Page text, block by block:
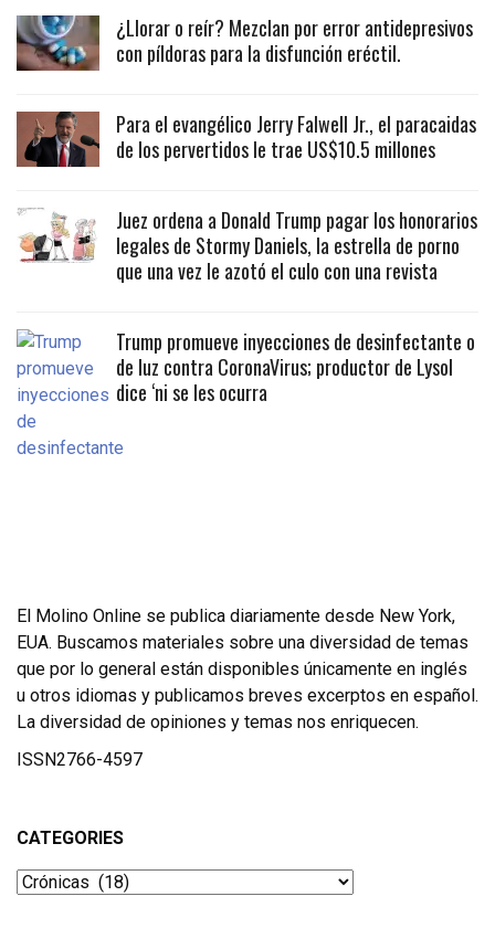
¿Llorar o reír? Mezclan por error antidepresivos
con píldoras para la disfunción eréctil.
Para el evangélico Jerry Falwell Jr., el paracaidas
de los pervertidos le trae US$10.5 millones
Juez ordena a Donald Trump pagar los honorarios
legales de Stormy Daniels, la estrella de porno
que una vez le azotó el culo con una revista
Trump promueve inyecciones de desinfectante o
de luz contra CoronaVirus; productor de Lysol
dice ‘ni se les ocurra
El Molino Online se publica diariamente desde New York,
EUA. Buscamos materiales sobre una diversidad de temas
que por lo general están disponibles únicamente en inglés
u otros idiomas y publicamos breves excerptos en español.
La diversidad de opiniones y temas nos enriquecen.
ISSN2766-4597
CATEGORIES
Categories